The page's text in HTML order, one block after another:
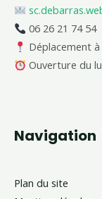
06 26 21 74 54
Déplacement
Ouverture du
Navigation
Plan du site